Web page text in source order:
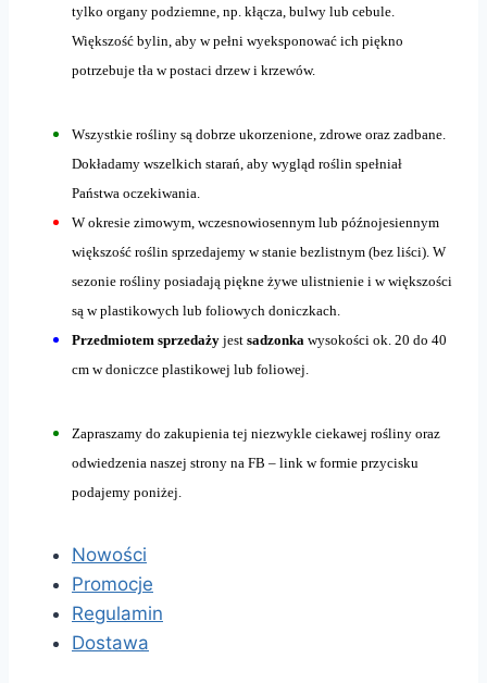
tylko organy podziemne, np. kłącza, bulwy lub cebule.
Większość bylin, aby w pełni wyeksponować ich piękno
potrzebuje tła w postaci drzew i krzewów.
Wszystkie rośliny są dobrze ukorzenione, zdrowe oraz zadbane.
Dokładamy wszelkich starań, aby wygląd roślin spełniał
Państwa oczekiwania.
W okresie zimowym, wczesnowiosennym lub późnojesiennym
większość roślin sprzedajemy w stanie bezlistnym (bez liści). W
sezonie rośliny posiadają piękne żywe ulistnienie i w większości
są w plastikowych lub foliowych doniczkach.
Przedmiotem sprzedaży jest sadzonka wysokości ok. 20 do 40
cm w doniczce plastikowej lub foliowej.
Zapraszamy do zakupienia tej niezwykle ciekawej rośliny oraz
odwiedzenia naszej strony na FB – link w formie przycisku
podajemy poniżej.
Nowości
Promocje
Regulamin
Dostawa